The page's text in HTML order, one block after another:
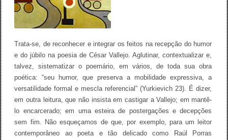
Trata-se, de reconhecer e integrar os feitos na recepção do humor
e do júbilo na poesia de César Vallejo. Aglutinar, contextualizar e,
talvez, sistematizar o poemário, em vários, de toda sua obra
poética: “seu humor, que preserva a mobilidade expressiva, a
versatilidade formal e mescla referencial” (Yurkievich 23). É dizer,
em outra leitura, que não insista em castigar a Vallejo; em mantê-
lo encarcerado; em uma esteira de postergações e decepções
sem fim. Não esqueçamos de que, por exemplo, para um leitor
contemporâneo ao poeta e tão delicado como Raúl Porras